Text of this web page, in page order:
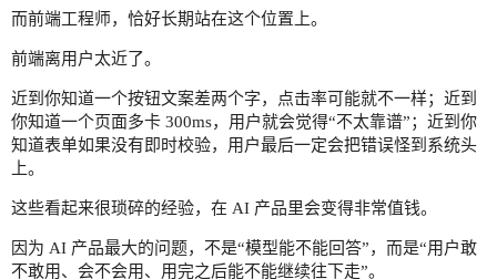
而前端工程师，恰好长期站在这个位置上。
前端离用户太近了。
近到你知道一个按钮文案差两个字，点击率可能就不一样；近到
你知道一个页面多卡 300ms，用户就会觉得“不太靠谱”；近到你
知道表单如果没有即时校验，用户最后一定会把错误怪到系统头
上。
这些看起来很琐碎的经验，在 AI 产品里会变得非常值钱。
因为 AI 产品最大的问题，不是“模型能不能回答”，而是“用户敢
不敢用、会不会用、用完之后能不能继续往下走”。